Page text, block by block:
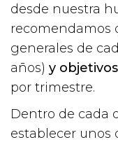
desde nuestra
recomendamos
generales de
años) y
por trimestre.
Dentro de cada
establecer unos